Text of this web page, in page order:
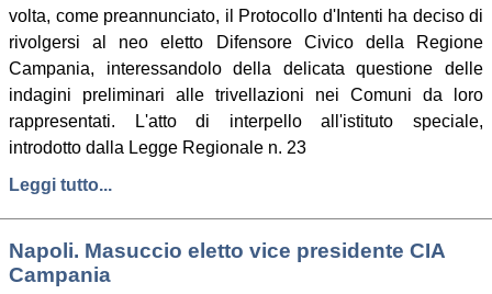
volta, come preannunciato, il Protocollo d'Intenti ha deciso di
rivolgersi al neo eletto Difensore Civico della Regione
Campania, interessandolo della delicata questione delle
indagini preliminari alle trivellazioni nei Comuni da loro
rappresentati. L'atto di interpello all'istituto speciale,
introdotto dalla Legge Regionale n. 23
Leggi tutto...
Napoli. Masuccio eletto vice presidente CIA
Campania